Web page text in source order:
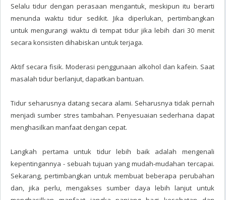
Selalu tidur dengan perasaan mengantuk, meskipun itu berarti
menunda waktu tidur sedikit. Jika diperlukan, pertimbangkan
untuk mengurangi waktu di tempat tidur jika lebih dari 30 menit
secara konsisten dihabiskan untuk terjaga.
Aktif secara fisik. Moderasi penggunaan alkohol dan kafein. Saat
masalah tidur berlanjut, dapatkan bantuan.
Tidur seharusnya datang secara alami. Seharusnya tidak pernah
menjadi sumber stres tambahan. Penyesuaian sederhana dapat
menghasilkan manfaat dengan cepat.
Langkah pertama untuk tidur lebih baik adalah mengenali
kepentingannya - sebuah tujuan yang mudah-mudahan tercapai.
Sekarang, pertimbangkan untuk membuat beberapa perubahan
dan, jika perlu, mengakses sumber daya lebih lanjut untuk